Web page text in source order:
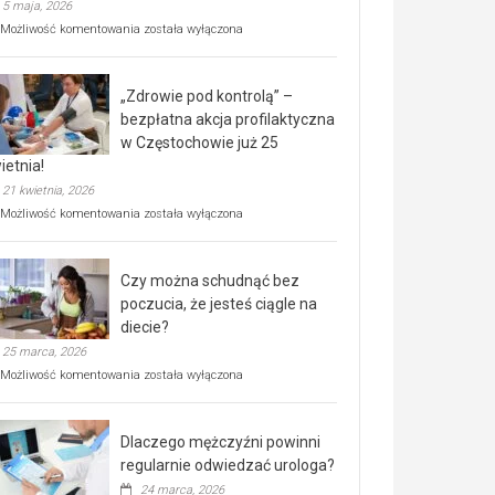
5 maja, 2026
Możliwość komentowania Rusza
rehabilitacji
dla
seniorów!
została wyłączona
„Zdrowie pod kontrolą” –
bezpłatna akcja profilaktyczna
w Częstochowie już 25
21 kwietnia, 2026
Możliwość komentowania „Zdrowie
bezpłatna
akcja
profilaktyczna
w
już
kwietnia!
została wyłączona
Czy można schudnąć bez
poczucia, że jesteś ciągle na
diecie?
25 marca, 2026
Możliwość komentowania Czy
poczucia,
że
została wyłączona
Dlaczego mężczyźni powinni
regularnie odwiedzać urologa?
24 marca, 2026